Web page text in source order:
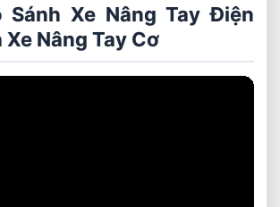
Sánh Xe Nâng Tay Điện
Xe Nâng Tay Cơ